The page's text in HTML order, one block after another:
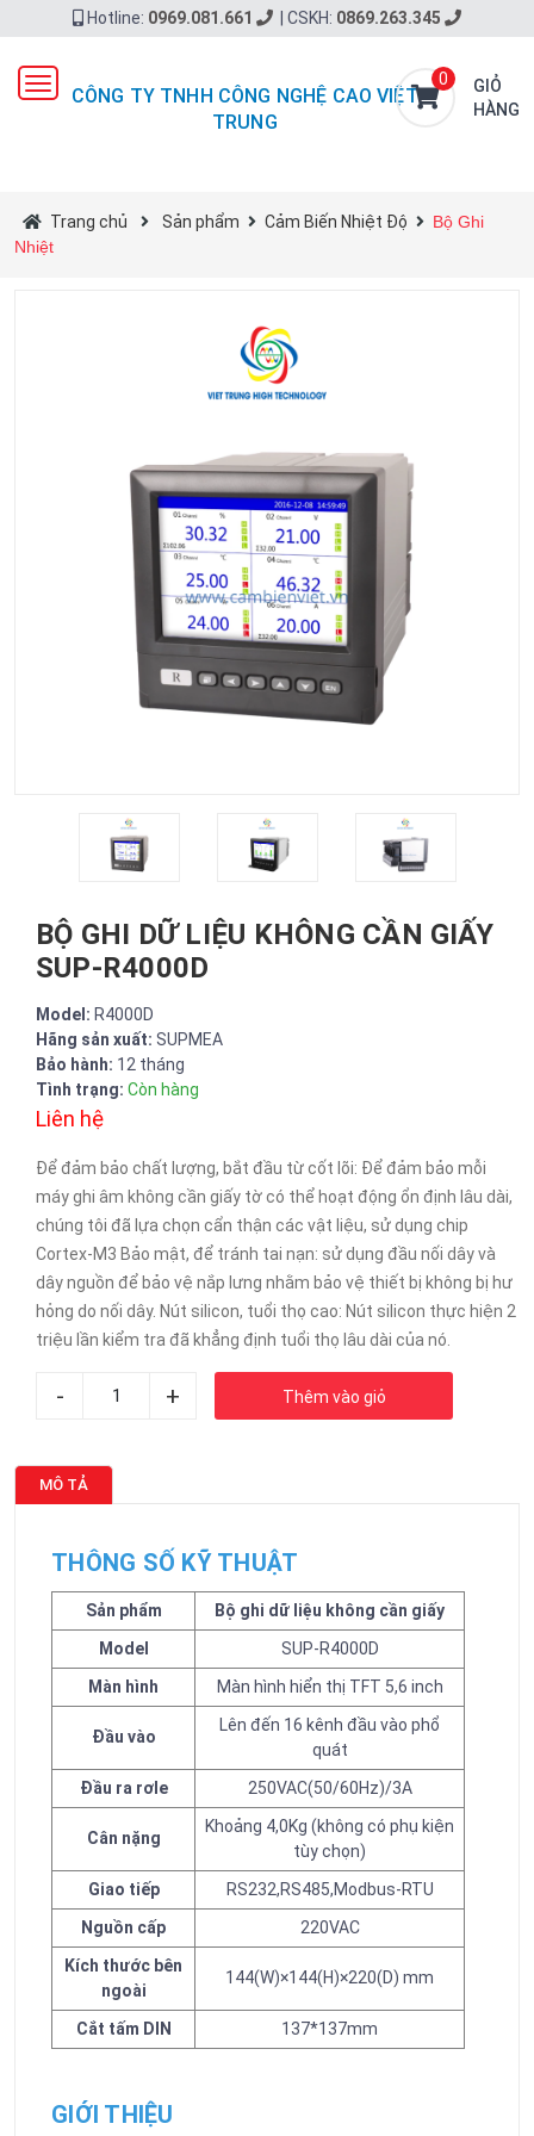
Hotline: 0969.081.661 CSKH: 0869.263.345
CÔNG TY TNHH CÔNG NGHỆ CAO VIỆT
TRUNG
0
GIỎ
HÀNG
Toggle
navigation
Trang chủ Sản phẩm Cảm Biến Nhiệt Độ
Bộ Ghi
Nhiệt
BỘ GHI DỮ LIỆU KHÔNG CẦN GIẤY
SUP-R4000D
Model: R4000D
Hãng sản xuất: SUPMEA
Bảo hành: 12 tháng
Tình trạng: Còn hàng
Liên hệ
Để đảm bảo chất lượng, bắt đầu từ cốt lõi: Để đảm bảo mỗi
máy ghi âm không cần giấy tờ có thể hoạt động ổn định lâu dài,
chúng tôi đã lựa chọn cẩn thận các vật liệu, sử dụng chip
Cortex-M3 Bảo mật, để tránh tai nạn: sử dụng đầu nối dây và
dây nguồn để bảo vệ nắp lưng nhằm bảo vệ thiết bị không bị hư
hỏng do nối dây. Nút silicon, tuổi thọ cao: Nút silicon thực hiện 2
triệu lần kiểm tra đã khẳng định tuổi thọ lâu dài của nó.
- + Thêm vào giỏ
MÔ TẢ
THÔNG SỐ KỸ THUẬT
Sản phẩm
Bộ ghi dữ liệu không cần giấy
Model
SUP-R4000D
Màn hình
Màn hình hiển thị TFT 5,6 inch
Đầu vào
Lên đến 16 kênh đầu vào phổ
quát
Đầu ra rơle
250VAC(50/60Hz)/3A
Cân nặng
Khoảng 4,0Kg (không có phụ kiện
tùy chọn)
Giao tiếp
RS232,RS485,Modbus-RTU
Nguồn cấp
220VAC
Kích thước bên
ngoài
144(W)×144(H)×220(D) mm
Cắt tấm DIN 137*137mm
GIỚI THIỆU